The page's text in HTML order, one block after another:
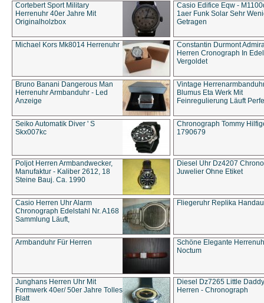
Cortebert Sport Military
Herrenuhr 40er Jahre Mit
Originalholzbox
Casio Edifice Eqw -
1aer Funk Solar Sehr
Getragen
Michael Kors Mk8014 Herrenuhr
Constantin Durmont
Herren Cronograph In
Vergoldet
Bruno Banani Dangerous Man
Herrenuhr Armbanduhr - Led
Anzeige
Vintage
Blumus Eta Werk Mit
Feinregulierung Läuft
Seiko Automatik Diver ' S
Skx007kc
Chronograph Tommy
1790679
Poljot Herren Armbandwecker,
Manufaktur - Kaliber 2612, 18
Steine Bauj. Ca. 1990
Diesel Uhr Dz4207
Juwelier Ohne Etiket
Casio Herren Uhr Alarm
Chronograph Edelstahl Nr. A168
Sammlung Läuft,
Fliegeruhr Replika
Armbanduhr Für Herren
Schöne Elegante
Noctum
Junghans Herren Uhr Mit
Formwerk 40er/ 50er Jahre Tolles
Blatt
Diesel Dz7265 Little Daddy
Herren - Chronograph